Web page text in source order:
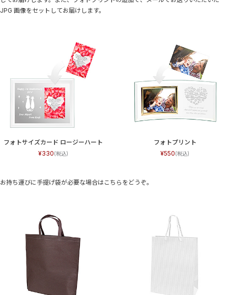
JPG 画像をセットしてお届けします。
フォトサイズカード ロージーハート
330
フォトプリント
550
お持ち運びに手提げ袋が必要な場合はこちらをどうぞ。